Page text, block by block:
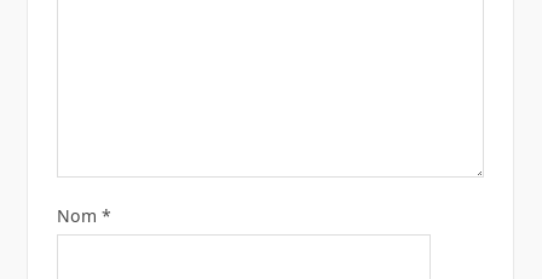
Nom *